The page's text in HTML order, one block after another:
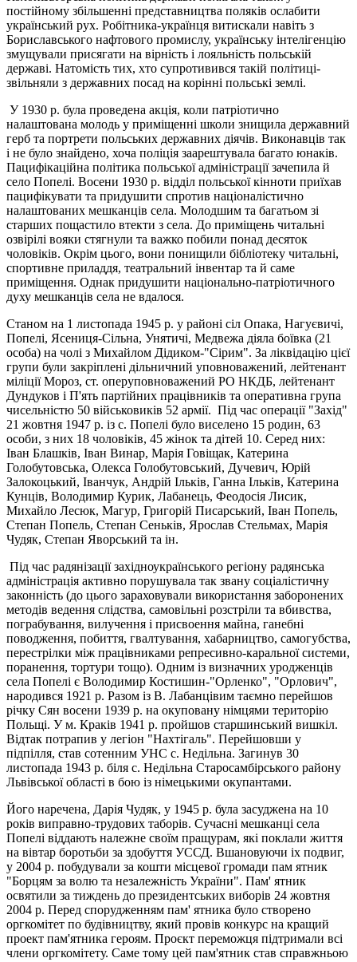
постійному збільшенні представництва поляків ослабити
український рух. Робітника-українця витискали навіть з
Бориславського нафтового промислу, українську інтелігенцію
змущували присягати на вірність і лояльність польській
державі. Натомість тих, хто супротивився такій політиці-
звільняли з державних посад на корінні польські землі.
У 1930 р. була проведена акція, коли патріотично
налаштована молодь у приміщенні школи знищила державний
герб та портрети польських державних діячів. Виконавців так
і не було знайдено, хоча поліція заарештувала багато юнаків.
Пацифікаційна політика польської адміністрації зачепила й
село Попелі. Восени 1930 р. відділ польської кінноти приїхав
пацифікувати та придушити спротив націоналістично
налаштованих мешканців села. Молодшим та багатьом зі
старших пощастило втекти з села. До приміщень читальні
озвірілі вояки стягнули та важко побили понад десяток
чоловіків. Окрім цього, вони понищили бібліотеку читальні,
спортивне приладдя, театральний інвентар та й саме
приміщення. Однак придушити національно-патріотичного
духу мешканців села не вдалося.
Станом на 1 листопада 1945 р. у районі cіл Опака, Нагуєвичі,
Попелі, Ясениця-Сільна, Унятичі, Медвежа діяла боївка (21
особа) на чолі з Михайлом Дідиком-"Cірим". За ліквідацію цієї
групи були закріплені дільничний уповноважений, лейтенант
міліції Мороз, ст. оперуповноважений РО НКДБ, лейтенант
Дундуков і П'ять партійних працівників та оперативна група
чисельністю 50 військовиків 52 армії. Під час операції "Захід"
21 жовтня 1947 р. із с. Попелі було виселено 15 родин, 63
особи, з них 18 чоловіків, 45 жінок та дітей 10. Серед них:
Iван Блашків, Iван Винар, Марія Говіщак, Катерина
Голобутовська, Олекса Голобутовський, Дучевич, Юрій
Залокоцький, Iванчук, Андрій Ільків, Ганна Ільків, Катерина
Кунців, Володимир Курик, Лабанець, Феодосія Лисик,
Михайло Лесюк, Магур, Григорій Писарський, Іван Попель,
Степан Попель, Степан Сеньків, Ярослав Стельмах, Марія
Чудяк, Степан Яворський та ін.
Під час радянізації західноукрaїнського регіону радянська
адміністрація активно порушувала так звану соціалістичну
законність (до цього зараховували використання заборонених
методів ведення слідства, самовільні pозстріли та вбивства,
пограбування, вилучення і присвоення майна, ганебні
поводження, побиття, гвалтування, хабарництво, самогубства,
перестрілки між працівниками репресивно-каральної системи,
поранення, тортури тощо). Одним із визначних уродженців
села Попелі є Володимир Костишин-"Орленко", "Орлович",
народився 1921 р. Разом із В. Лабанцівим таємно перейшов
річку Сян восени 1939 р. на окуповану німцями територію
Польщі. У м. Краків 1941 р. пройшов старшинський вишкіл.
Відтак потрапив у легіон "Нахтігаль". Перейшовши у
підпілля, став сотенним УНС с. Недільна. Загинув 30
листопада 1943 р. біля с. Недільна Старосамбірського району
Львівської області в бою із німецькими окупантами.
Його наречена, Дарія Чудяк, у 1945 р. була засуджена на 10
років виправно-трудових таборів. Сучасні мешканці села
Попелі віддають належне своїм пращурам, які поклали життя
на вівтар боротьби за здобуття УССД. Вшановуючи іх подвиг,
у 2004 р. побудували за кошти місцевої громади пам ятник
"Борцям за волю та незалежність України". Пам' ятник
освятили за тиждень до президентських виборів 24 жовтня
2004 р. Перед спорудженням пам' ятника було створено
оргкомітет по будівництву, який провів конкурс на кращий
проект пам'ятника героям. Проєкт переможця підтримали всі
члени оргкомітету. Саме тому цей пам'ятник став справжньою